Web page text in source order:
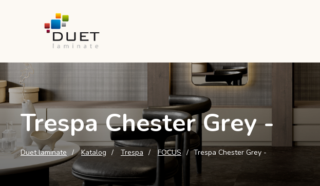
Trespa Chester Grey -
Duet laminate Katalog Trespa FOCUS Trespa Chester Grey -